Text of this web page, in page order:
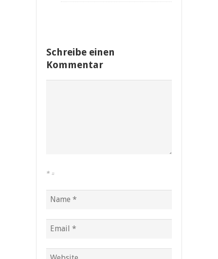
Schreibe einen
Kommentar
* =